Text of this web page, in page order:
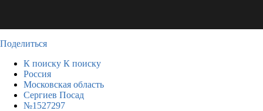
Поделиться
К поиску К поиску
Россия
Московская область
Сергиев Посад
№1527297